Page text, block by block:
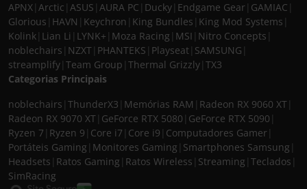
APNX Arctic ASUS AURA PC Ducky Endgame Gear GAMIAC
Glorious HAVN Keychron King Bundles King Mod Systems
Kolink Lian Li LYNK+ Moza Racing MSI Nitro Concepts
noblechairs NZXT PHANTEKS Playseat SAMSUNG
streamplify Team Group Thermal Grizzly TX3
Categorias Principais
noblechairs ThunderX3 Memórias RAM Radeon RX 9060 XT
Radeon RX 9070 XT GeForce RTX 5080 GeForce RTX 5090
Ryzen 7 Ryzen 9 Core i7 Core i9 Computadores Gamer
Portáteis Gaming Monitores Gaming Smartphones Samsung
Headsets Ratos Gaming Ratos Wireless Streaming Teclados
SimRacing